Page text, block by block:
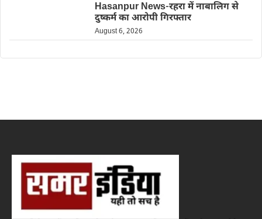
Hasanpur News-रहरा में नाबालिग से
दुष्कर्म का आरोपी गिरफ्तार
August 6, 2026